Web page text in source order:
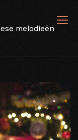
melodieën